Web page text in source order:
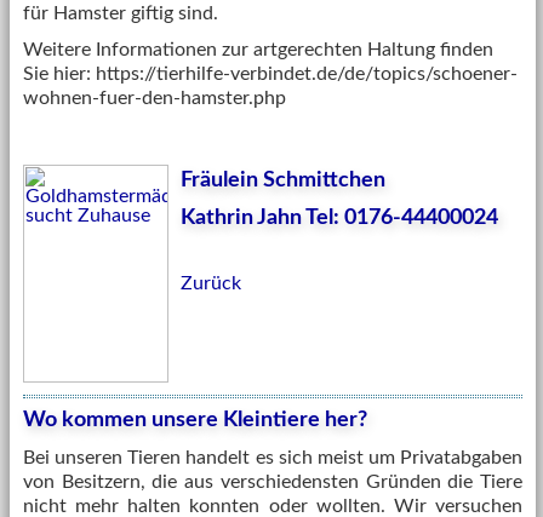
für Hamster giftig sind.
Weitere Informationen zur artgerechten Haltung finden
Sie hier: https://tierhilfe-verbindet.de/de/topics/schoener-
wohnen-fuer-den-hamster.php
Fräulein Schmittchen
Kathrin Jahn Tel: 0176-44400024
Zurück
Wo kommen unsere Kleintiere her?
Bei unseren Tieren handelt es sich meist um Privatabgaben
von Besitzern, die aus verschiedensten Gründen die Tiere
nicht mehr halten konnten oder wollten. Wir versuchen